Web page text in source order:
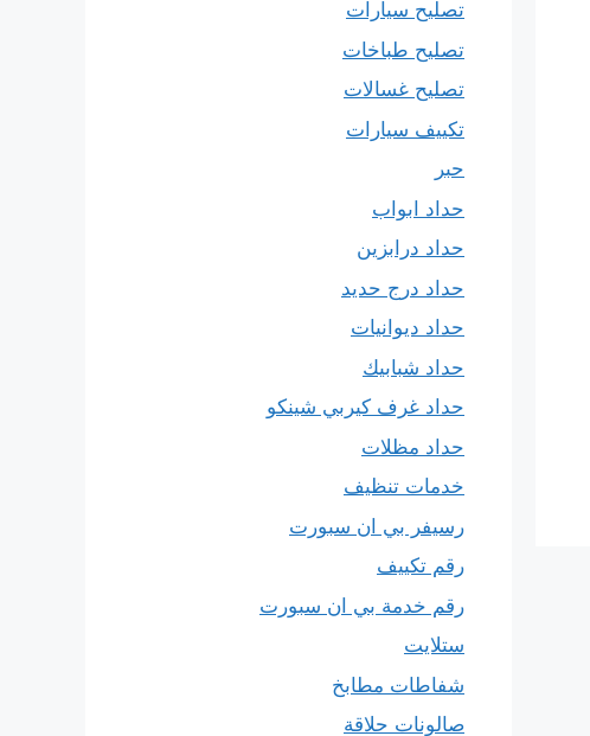
تصليح سيارات
تصليح طباخات
تصليح غسالات
تكييف سيارات
حبر
حداد ابواب
حداد درابزين
حداد درج حديد
حداد ديوانيات
حداد شبابيك
حداد غرف كيربي شينكو
حداد مظلات
خدمات تنظيف
رسيفر بي ان سبورت
رقم تكييف
رقم خدمة بي ان سبورت
ستلايت
شفاطات مطابخ
صالونات حلاقة